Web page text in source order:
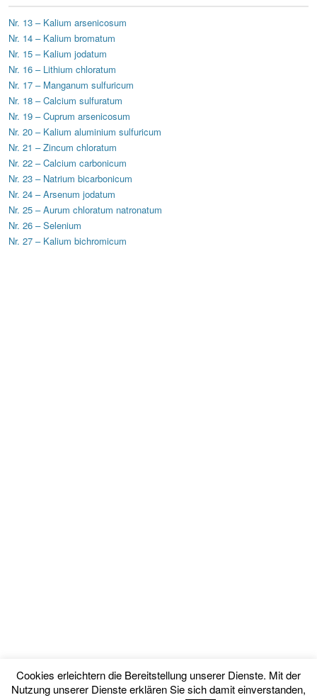
Nr. 13 – Kalium arsenicosum
Nr. 14 – Kalium bromatum
Nr. 15 – Kalium jodatum
Nr. 16 – Lithium chloratum
Nr. 17 – Manganum sulfuricum
Nr. 18 – Calcium sulfuratum
Nr. 19 – Cuprum arsenicosum
Nr. 20 – Kalium aluminium sulfuricum
Nr. 21 – Zincum chloratum
Nr. 22 – Calcium carbonicum
Nr. 23 – Natrium bicarbonicum
Nr. 24 – Arsenum jodatum
Nr. 25 – Aurum chloratum natronatum
Nr. 26 – Selenium
Nr. 27 – Kalium bichromicum
© 2015 schüssler-salze.org. All Rights Reserved.
Cookies erleichtern die Bereitstellung unserer Dienste. Mit der
Nutzung unserer Dienste erklären Sie sich damit einverstanden,